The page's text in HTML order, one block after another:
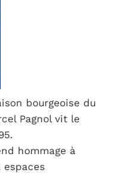
bourgeoise du
Pagnol vit le
hommage à
espaces